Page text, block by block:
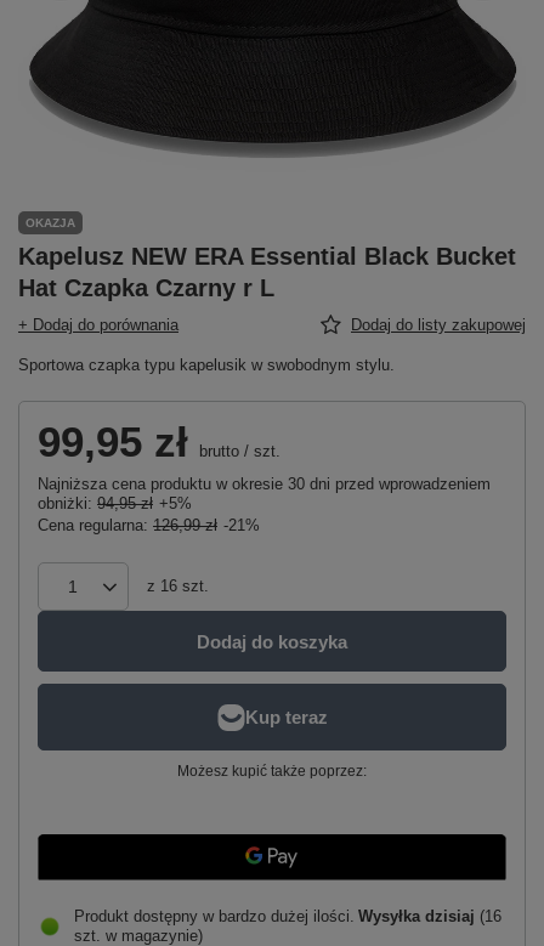
OKAZJA
Kapelusz NEW ERA Essential Black Bucket
Hat Czapka Czarny r L
+ Dodaj do porównania Dodaj do listy zakupowej
Sportowa czapka typu kapelusik w swobodnym stylu.
99,95 zł brutto / szt.
Najniższa cena produktu w okresie 30 dni przed wprowadzeniem
obniżki: 94,95 zł +5%
Cena regularna: 126,99 zł -21%
z 16 szt.
Dodaj do koszyka
Możesz kupić także poprzez:
Produkt dostępny w bardzo dużej ilości Wysyłka dzisiaj (16
szt. w magazynie)